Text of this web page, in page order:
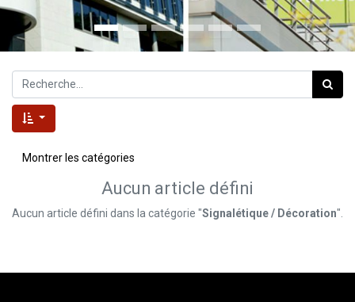
Montrer les catégories
Aucun article défini
Aucun article défini dans la catégorie "Signalétique / Décoration".